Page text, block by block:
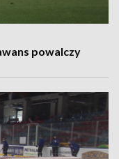
powalczy